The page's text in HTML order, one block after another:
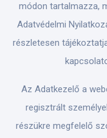
módon tartalmazza,
Adatvédelmi
részletesen
Az Adatkezelő a
regisztrált
részükre megfelelő